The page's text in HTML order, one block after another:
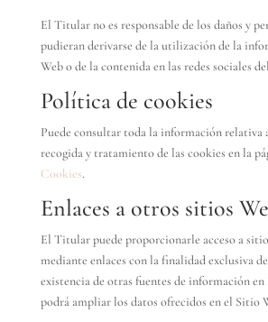
El Titular no es responsable de los daños y
pudieran derivarse de la utilización de la
Web o de la contenida en las redes sociales
Política de cookies
Puede consultar toda la información relativa
recogida y tratamiento de las cookies en la
Cookies.
Enlaces a otros sitios
El Titular puede proporcionarle acceso a
mediante enlaces con la finalidad exclusiva
existencia de otras fuentes de información
podrá ampliar los datos ofrecidos en el Sitio